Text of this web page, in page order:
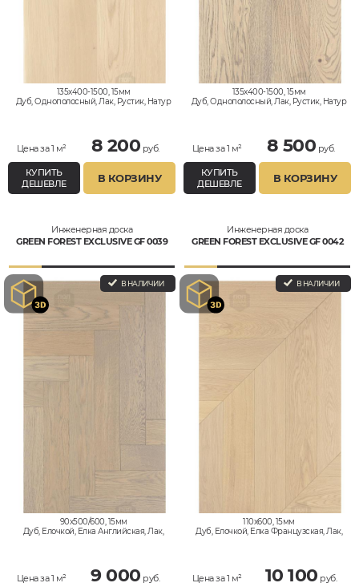
135x400-1500, 15мм
Дуб, Однополосный, Лак, Рустик, Натур
Цена за 1 м² 8 200 руб.
КУПИТЬ
ДЕШЕВЛЕ
В КОРЗИНУ
135x400-1500, 15мм
Дуб, Однополосный, Лак, Рустик, Натур
Цена за 1 м² 8 500 руб.
КУПИТЬ
ДЕШЕВЛЕ
В КОРЗИНУ
Инженерная доска
GREEN FOREST EXCLUSIVE GF 0039
В НАЛИЧИИ
90x500/600, 15мм
Дуб, Елочкой, Елка Английская, Лак,
Цена за 1 м² 9 000 руб.
Инженерная доска
GREEN FOREST EXCLUSIVE GF 0042
В НАЛИЧИИ
110x600, 15мм
Дуб, Елочкой, Елка Французская, Лак,
Цена за 1 м² 10 100 руб.